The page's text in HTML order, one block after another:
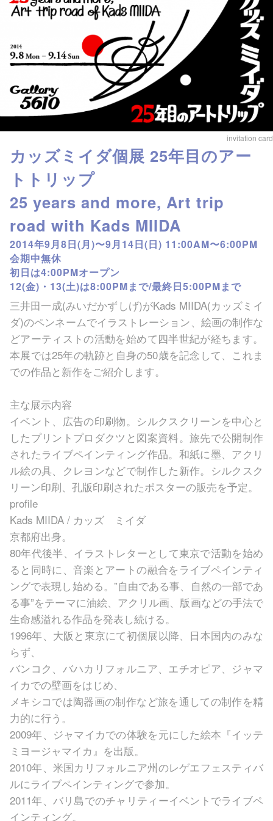
invitation card
カッズミイダ個展 25年目のアー
トトリップ
25 years and more, Art trip
road with Kads MIIDA
2014年9月8日(月)〜9月14日(日) 11:00AM〜6:00PM
会期中無休
初日は4:00PMオープン
12(金)・13(土)は8:00PMまで/最終日5:00PMまで
三井田一成(みいだかずしげ)がKads MIIDA(カッズミイ
ダ)のペンネームでイラストレーション、絵画の制作な
どアーティストの活動を始めて四半世紀が経ちます。
本展では25年の軌跡と自身の50歳を記念して、これま
での作品と新作をご紹介します。
主な展示内容
イベント、広告の印刷物。シルクスクリーンを中心と
したプリントプロダクツと図案資料。旅先で公開制作
されたライブペインティング作品。和紙に墨、アクリ
ル絵の具、クレヨンなどで制作した新作。シルクスク
リーン印刷、孔版印刷されたポスターの販売を予定。
profile
Kads MIIDA / カッズ ミイダ
京都府出身。
80年代後半、イラストレターとして東京で活動を始め
ると同時に、音楽とアートの融合をライブペインティ
ングで表現し始める。”自由である事、自然の一部であ
る事”をテーマに油絵、アクリル画、版画などの手法で
生命感溢れる作品を発表し続ける。
1996年、大阪と東京にて初個展以降、日本国内のみな
らず、
バンコク、バハカリフォルニア、エチオピア、ジャマ
イカでの壁画をはじめ、
メキシコでは陶器画の制作など旅を通しての制作を精
力的に行う。
2009年、ジャマイカでの体験を元にした絵本『イッテ
ミヨージャマイカ』を出版。
2010年、米国カリフォルニア州のレゲエフェスティバ
ルにライブペインティングで参加。
2011年、バリ島でのチャリティーイベントでライブペ
インティング。